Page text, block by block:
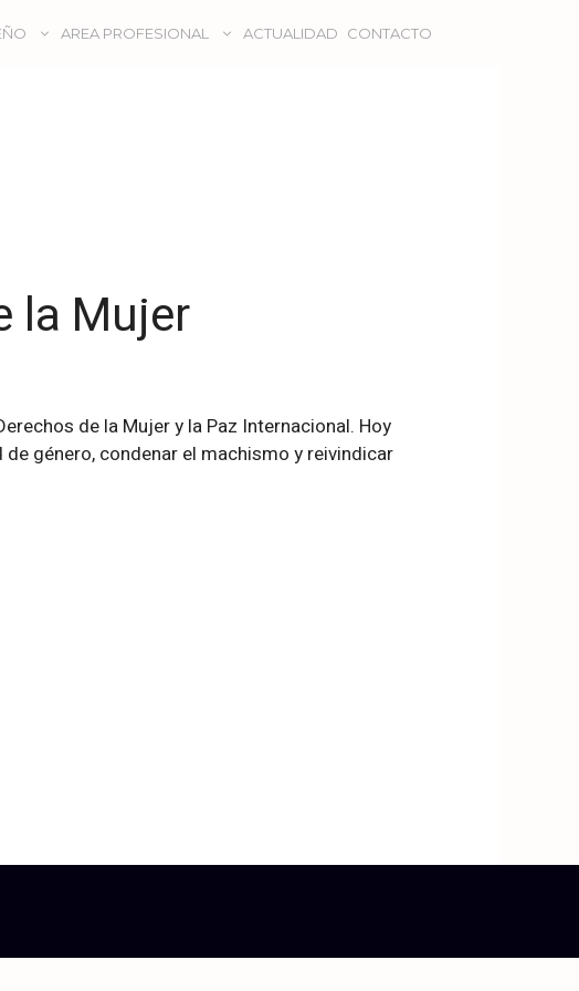
AREA PROFESIONAL ACTUALIDAD CONTACTO
la Mujer
de la Mujer y la Paz Internacional. Hoy
género, condenar el machismo y reivindicar